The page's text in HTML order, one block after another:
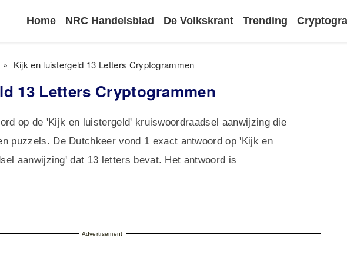
Home NRC Handelsblad De Volkskrant Trending
» Kijk en luistergeld 13 Letters Cryptogrammen
13 Letters Cryptogrammen
op de 'Kijk en luistergeld' kruiswoordraadsel aanwijzing die
puzzels. De Dutchkeer vond 1 exact antwoord op 'Kijk en
aanwijzing' dat 13 letters bevat. Het antwoord is
Advertisement